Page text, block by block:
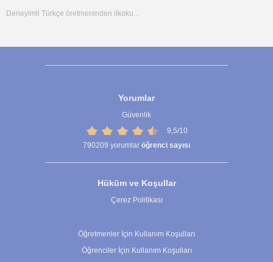
Deneyimli Türkçe öretmeninden ilkoku...
Yorumlar
Güvenlik
9,5/10
790209 yorumlar öğrenci sayısı
Hüküm ve Koşullar
Çerez Politikası
Öğretmenler İçin Kullanım Koşulları
Öğrenciler İçin Kullanım Koşulları